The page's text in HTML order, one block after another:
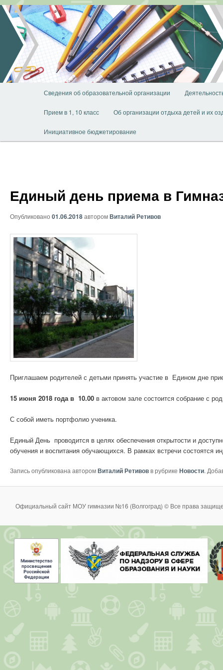
Перейти
основному
содержимому
Сведения об образовательной организации
Прием в 1, 10 класс Об организации отдыха детей и их
Инициативное бюджетирование
Единый день приема в
Опубликовано 01.06.2018авторомВиталий Ретивов
Приглашаем родителей с детьми принять участие в Едином дне
15 июня 2018 года в 10.00 в актовом зале состоится собрание с
С собой иметь портфолио ученика.
Единый День проводится в целях обеспечения открытости и
обучения и воспитания обучающихся. В рамках встречи состоятся
Запись опубликована авторомВиталий Ретивовв рубрике Новости.
Официальный сайт МОУ гимназии №16 (Волгоград) © Все права